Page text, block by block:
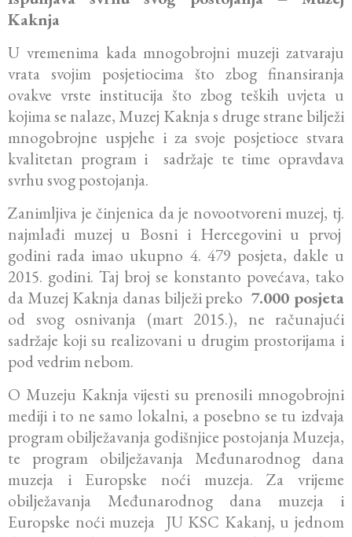
Kaknja
U vremenima kada mnogobrojni muzeji zatvaraju
vrata svojim posjetiocima što zbog finansiranja
ovakve vrste institucija što zbog teških uvjeta u
kojima se nalaze, Muzej Kaknja s druge strane bilježi
mnogobrojne uspjehe i za svoje posjetioce stvara
kvalitetan program i sadržaje te time opravdava
svrhu svog postojanja.
Zanimljiva je činjenica da je novootvoreni muzej, tj.
najmlađi muzej u Bosni i Hercegovini u prvoj
godini rada imao ukupno 4. 479 posjeta, dakle u
2015. godini. Taj broj se konstanto povećava, tako
da Muzej Kaknja danas bilježi preko 7.000 posjeta
od svog osnivanja (mart 2015.), ne računajući
sadržaje koji su realizovani u drugim prostorijama i
pod vedrim nebom.
O Muzeju Kaknja vijesti su prenosili mnogobrojni
mediji i to ne samo lokalni, a posebno se tu izdvaja
program obilježavanja godišnjice postojanja Muzeja,
te program obilježavanja Međunarodnog dana
muzeja i Europske noći muzeja. Za vrijeme
obilježavanja Međunarodnog dana muzeja i
Europske noći muzeja JU KSC Kakanj, u jednom